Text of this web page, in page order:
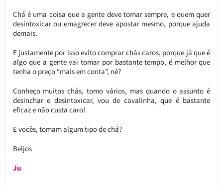
Chá é uma coisa que a gente deve tomar sempre, e quem quer
desintoxicar ou emagrecer deve apostar mesmo, porque ajuda
demais.
E justamente por isso evito comprar chás caros, porque já que é
algo que a gente vai tomar por bastante tempo, é melhor que
tenha o preço “mais em conta”, né?
Conheço muitos chás, tomo vários, mas quando o assunto é
desinchar e desintoxicar, vou de cavalinha, que é bastante
eficaz e não custa caro!
E vocês, tomam algum tipo de chá?
Beijos
Ju